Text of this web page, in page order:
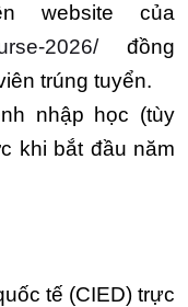
website của
2026/đồng
trúng tuyển.
nhập học (tùy
khi bắt đầu năm
tế (CIED) trực